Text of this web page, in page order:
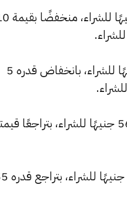
وسجل سعر عيار 18 انخفاضًا ليصل إلى 6145
كما شهد سعر عيار 14 انخفاضًا ليصبح 4780 جنيهًا للبيع و4735 جنيهًا للشراء، بانخفاض قدره 5
كما انخفض سعر الجنيه الذهب ليصل إلى 57360 جنيهًا للبيع و56800 جنيهًا للشراء،
وتراجع سعر الأونصة